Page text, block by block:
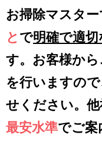
お掃除マスター
と で明確で適
す。お客様か
を行いますの
せください。
最安水準でご案